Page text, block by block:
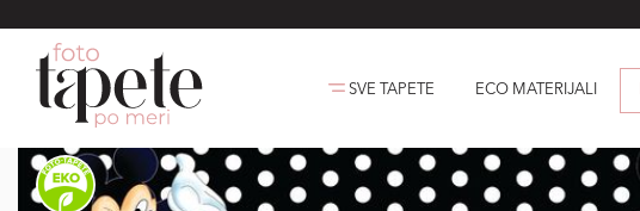
SVE TAPETE ECO MATERIJALI